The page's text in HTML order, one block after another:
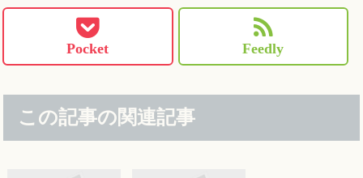
Pocket Feedly
この記事の関連記事